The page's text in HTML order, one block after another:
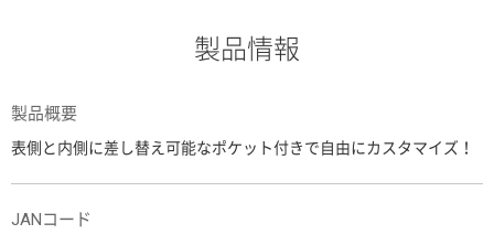
製品情報
製品概要
表側と内側に差し替え可能なポケット付きで自由にカスタマイズ！
JANコード